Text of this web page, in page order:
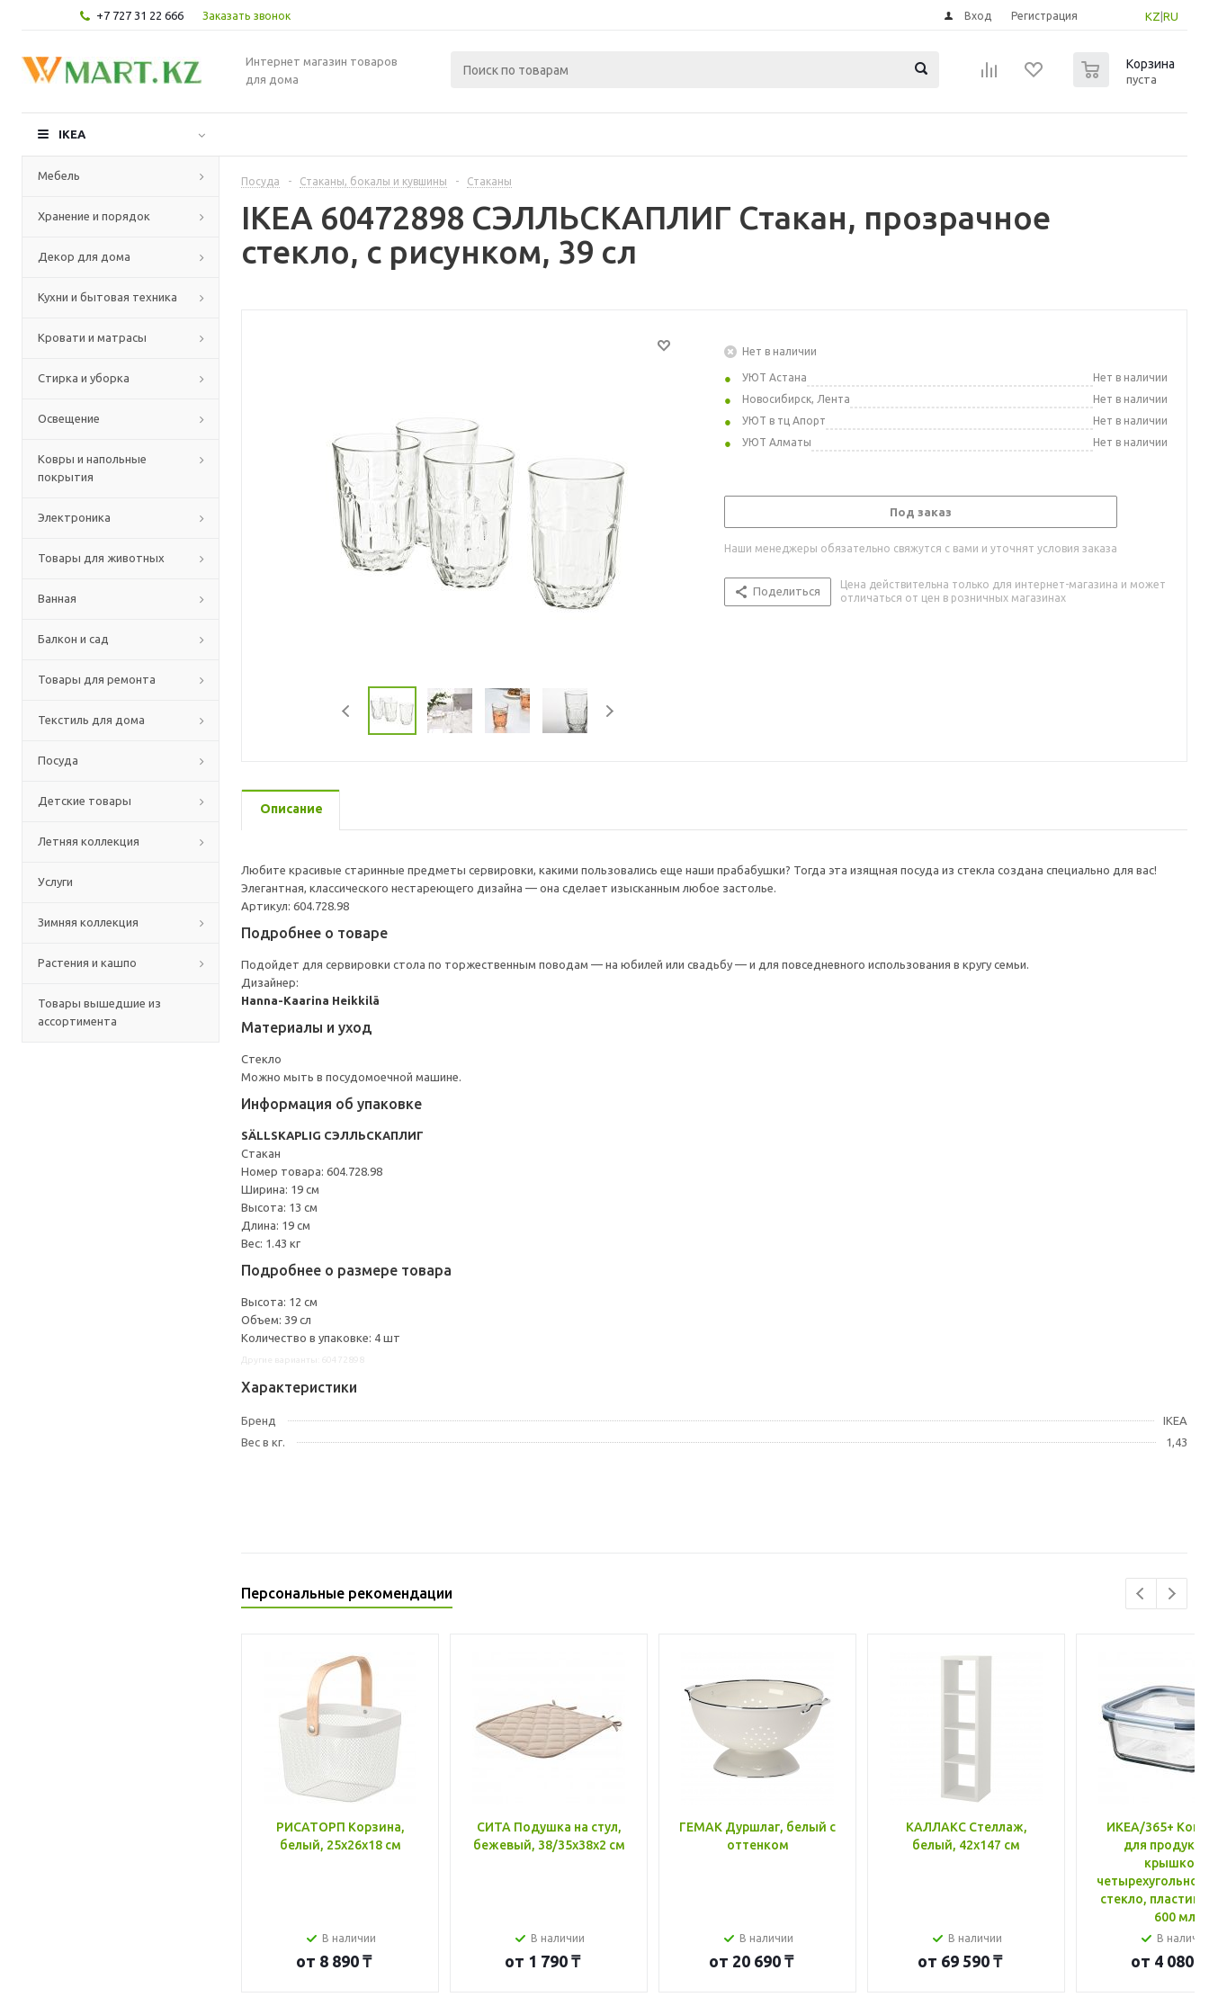
+7 727 31 22 666 Заказать звонок KZ RU
Вход Регистрация
Интернет магазин товаров
для дома
Корзина
пуста
IKEA
Мебель
Хранение и порядок
Декор для дома
Кухни и бытовая техника
Кровати и матрасы
Стирка и уборка
Освещение
Ковры и напольные
покрытия
Электроника
Товары для животных
Ванная
Балкон и сад
Товары для ремонта
Текстиль для дома
Посуда
Детские товары
Летняя коллекция
Услуги
Зимняя коллекция
Растения и кашпо
Товары вышедшие из
ассортимента
Посуда - Стаканы, бокалы и кувшины - Стаканы
IKEA 60472898 СЭЛЛЬСКАПЛИГ Стакан, прозрачное
стекло, с рисунком, 39 сл
Нет в наличии
УЮТ Астана
Нет в наличии
Новосибирск, Лента
Нет в наличии
УЮТ в тц Апорт
Нет в наличии
УЮТ Алматы
Нет в наличии
Под заказ
Наши менеджеры обязательно свяжутся с вами и уточнят условия заказа
Поделиться
Цена действительна только для интернет-магазина и может
отличаться от цен в розничных магазинах
Описание
Любите красивые старинные предметы сервировки, какими пользовались еще наши прабабушки? Тогда эта изящная посуда из стекла создана специально для вас!
Элегантная, классического нестареющего дизайна — она сделает изысканным любое застолье.
Артикул: 604.728.98
Подробнее о товаре
Подойдет для сервировки стола по торжественным поводам — на юбилей или свадьбу — и для повседневного использования в кругу семьи.
Дизайнер:
Hanna-Kaarina Heikkilä
Материалы и уход
Стекло
Можно мыть в посудомоечной машине.
Информация об упаковке
SÄLLSKAPLIG СЭЛЛЬСКАПЛИГ
Стакан
Номер товара: 604.728.98
Ширина: 19 см
Высота: 13 см
Длина: 19 см
Вес: 1.43 кг
Подробнее о размере товара
Высота: 12 см
Объем: 39 сл
Количество в упаковке: 4 шт
Характеристики
Бренд
IKEA
Вес в кг.
1,43
Персональные рекомендации
РИСАТОРП Корзина,
белый, 25x26x18 см
В наличии
от 8 890 ₸
СИТА Подушка на стул,
бежевый, 38/35x38x2 см
В наличии
от 1 790 ₸
ГЕМАК Дуршлаг, белый с
оттенком
В наличии
от 20 690 ₸
КАЛЛАКС Стеллаж,
белый, 42x147 см
В наличии
от 69 590 ₸
ИКЕА/365+
для
крышкой,
стекло, пластик
600 мл
В
от 4 080 ₸